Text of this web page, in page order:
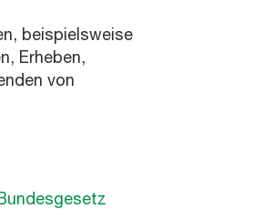
beispielsweise
Erheben,
von